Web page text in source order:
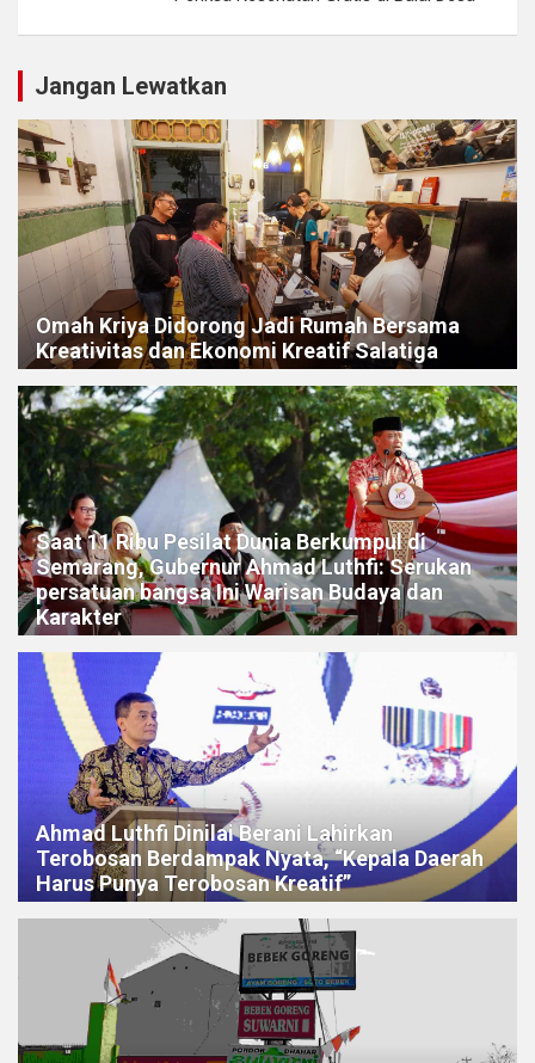
Jangan Lewatkan
Omah Kriya Didorong Jadi Rumah Bersama
Kreativitas dan Ekonomi Kreatif Salatiga
Saat 11 Ribu Pesilat Dunia Berkumpul di
Semarang, Gubernur Ahmad Luthfi: Serukan
persatuan bangsa Ini Warisan Budaya dan
Karakter
Ahmad Luthfi Dinilai Berani Lahirkan
Terobosan Berdampak Nyata, “Kepala Daerah
Harus Punya Terobosan Kreatif”